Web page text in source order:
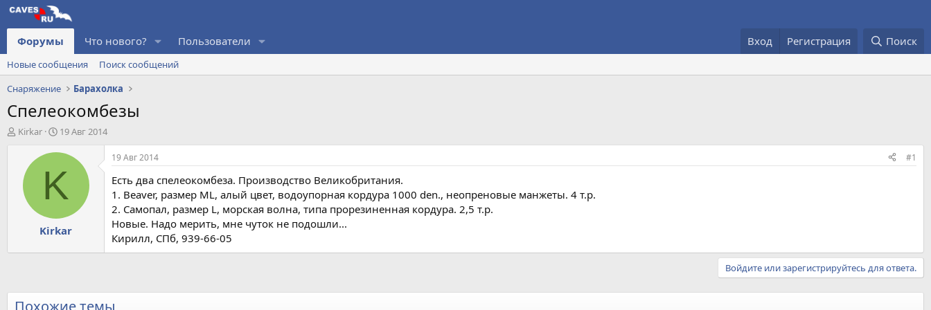
Форумы Что нового? Пользователи Вход Регистрация Поиск
Новые сообщения
Поиск сообщений
Снаряжение
Барахолка
Спелеокомбезы
А
Kirkar
Д
т
н
а
а
л
19 Авг 2014
K
Kirkar
19 Авг 2014 #1
Есть два спелеокомбеза. Производство Великобритания.
1. Beaver, размер ML, алый цвет, водоупорная кордура 1000 den., неопреновые манжеты. 4 т.р.
2. Самопал, размер L, морская волна, типа прорезиненная кордура. 2,5 т.р.
Новые. Надо мерить, мне чуток не подошли...
Кирилл, СПб, 939-66-05
Войдите или зарегистрируйтесь для ответа.
Похожие темы